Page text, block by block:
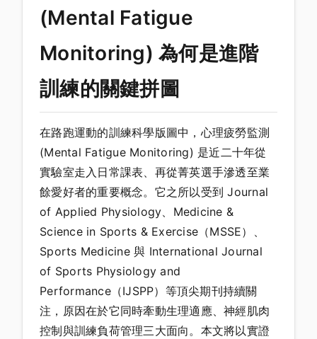
(Mental Fatigue
Monitoring) 為何是進階
訓練的關鍵拼圖
在路跑運動的訓練科學版圖中，心理疲勞監測
(Mental Fatigue Monitoring) 是近二十年從
實驗室走入日常課表、再從菁英選手滲透至業
餘愛好者的重要概念。它之所以受到 Journal
of Applied Physiology、Medicine &
Science in Sports & Exercise（MSSE）、
Sports Medicine 與 International Journal
of Sports Physiology and
Performance（IJSPP）等頂尖期刊持續關
注，原因在於它同時牽動生理適應、神經肌肉
控制與訓練負荷管理三大面向。本文將以實證